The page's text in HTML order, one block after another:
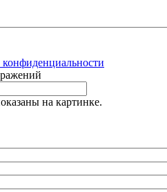
на картинке.